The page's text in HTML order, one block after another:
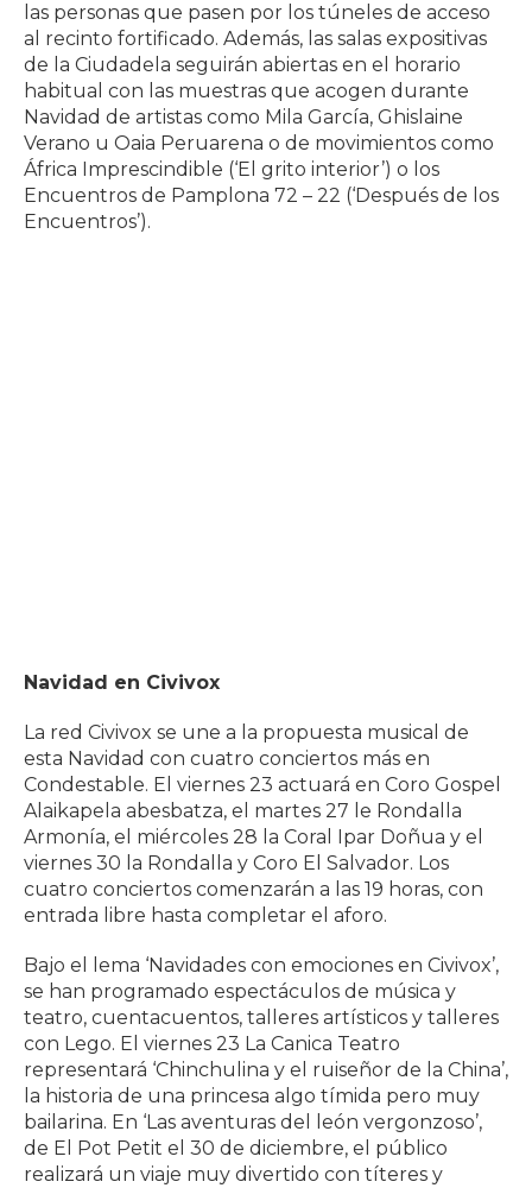
las personas que pasen por los túneles de acceso
al recinto fortificado. Además, las salas expositivas
de la Ciudadela seguirán abiertas en el horario
habitual con las muestras que acogen durante
Navidad de artistas como Mila García, Ghislaine
Verano u Oaia Peruarena o de movimientos como
África Imprescindible (‘El grito interior’) o los
Encuentros de Pamplona 72 – 22 (‘Después de los
Encuentros’).
Navidad en Civivox
La red Civivox se une a la propuesta musical de
esta Navidad con cuatro conciertos más en
Condestable. El viernes 23 actuará en Coro Gospel
Alaikapela abesbatza, el martes 27 le Rondalla
Armonía, el miércoles 28 la Coral Ipar Doñua y el
viernes 30 la Rondalla y Coro El Salvador. Los
cuatro conciertos comenzarán a las 19 horas, con
entrada libre hasta completar el aforo.
Bajo el lema ‘Navidades con emociones en Civivox’,
se han programado espectáculos de música y
teatro, cuentacuentos, talleres artísticos y talleres
con Lego. El viernes 23 La Canica Teatro
representará ‘Chinchulina y el ruiseñor de la China’,
la historia de una princesa algo tímida pero muy
bailarina. En ‘Las aventuras del león vergonzoso’,
de El Pot Petit el 30 de diciembre, el público
realizará un viaje muy divertido con títeres y